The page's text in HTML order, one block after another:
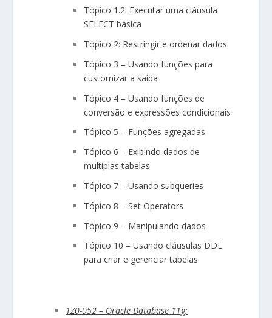
Tópico 1.2: Executar uma cláusula
SELECT básica
Tópico 2: Restringir e ordenar dados
Tópico 3 – Usando funções para
customizar a saída
Tópico 4 – Usando funções de
conversão e expressões condicionais
Tópico 5 – Funções agregadas
Tópico 6 – Exibindo dados de
multiplas tabelas
Tópico 7 – Usando subqueries
Tópico 8 – Set Operators
Tópico 9 – Manipulando dados
Tópico 10 – Usando cláusulas DDL
para criar e gerenciar tabelas
1Z0-052 – Oracle Database 11g: